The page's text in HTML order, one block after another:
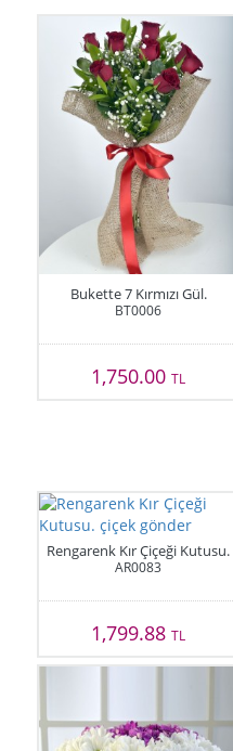
Bukette 7 Kırmızı Gül.
BT0006
1,750.00TL
Rengarenk Kır Çiçeği Kutusu.
AR0083
1,799.88TL